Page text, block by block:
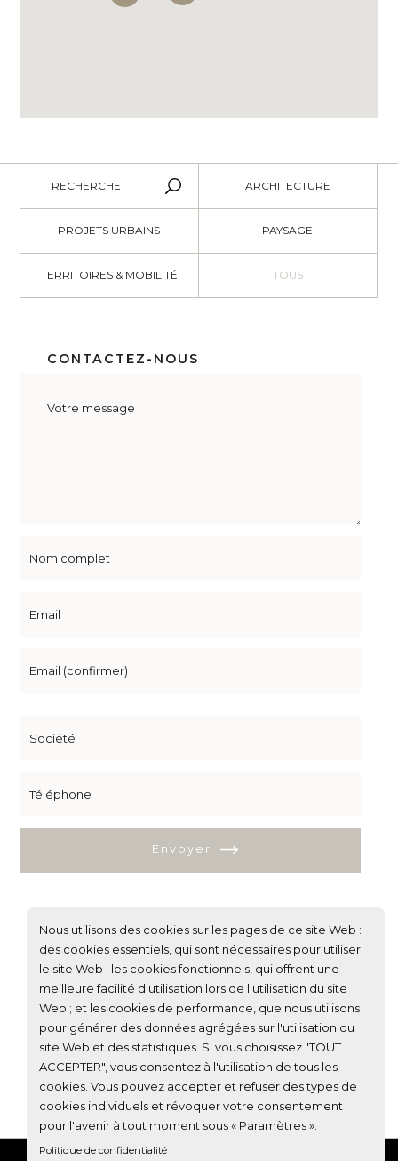
RECHERCHE ARCHITECTURE
PROJETS URBAINS PAYSAGE
TERRITOIRES & MOBILITÉ TOUS
CONTACTEZ-NOUS
Envoyer
Nous utilisons des cookies sur les pages de ce site Web :
des cookies essentiels, qui sont nécessaires pour utiliser
le site Web ; les cookies fonctionnels, qui offrent une
meilleure facilité d'utilisation lors de l'utilisation du site
Web ; et les cookies de performance, que nous utilisons
pour générer des données agrégées sur l'utilisation du
site Web et des statistiques. Si vous choisissez "TOUT
ACCEPTER", vous consentez à l'utilisation de tous les
cookies. Vous pouvez accepter et refuser des types de
cookies individuels et révoquer votre consentement
pour l'avenir à tout moment sous « Paramètres ».
Politique de confidentialité